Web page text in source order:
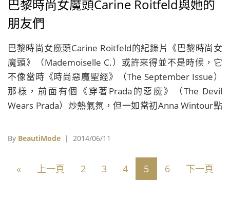
巴黎時尚女魔頭Carine Roitfeld與她的
朋友們
巴黎時尚女魔頭Carine Roitfeld的紀錄片《巴黎時尚女
魔頭》（Mademoiselle C.）或許來得並不是時候，它
不像當時《時尚惡魔聖經》（The September Issue）
那樣，前面有個《穿著Prada的惡魔》（The Devil
Wears Prada）炒熱氣氛，但一如當初Anna Wintour點
對外界做些反駁，無論是自她離開法國版Vogue之後就
都是她這次紀錄片所訴諸的對象，她想對大家說的，除
了時尚真的沒有那麼有距離感之外，還有雖然摘下了后
By BeautiMode | 2014/06/11
« 上一頁 2 3 4 5 6 下一頁